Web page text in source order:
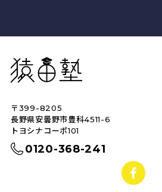
猿田塾
〒399-8205
長野県安曇野市豊科4511-6
トヨシナコーポ101
0120-368-241
facebook